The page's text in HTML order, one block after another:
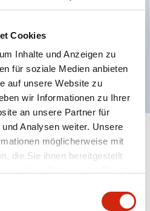
Cookies
Inhalte und Anzeigen zu
für soziale Medien anbieten
auf unsere Website zu
wir Informationen zu Ihrer
an unsere Partner für
Analysen weiter. Unsere
möglicherweise mit
die Sie ihnen bereitgestellt
möglich
verwendet
Alle erweitern
(rated illuminated